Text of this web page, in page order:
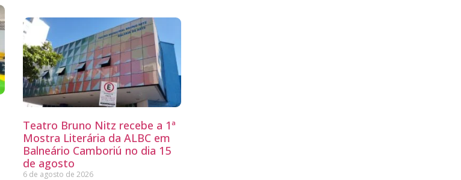
Teatro Bruno Nitz recebe a 1ª
Mostra Literária da ALBC em
Balneário Camboriú no dia 15
de agosto
6 de agosto de 2026